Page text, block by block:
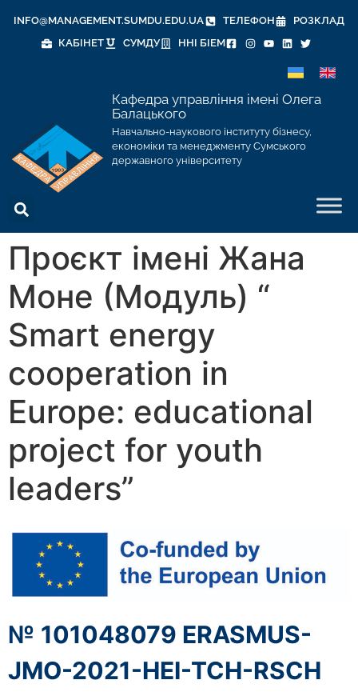
INFO@MANAGEMENT.SUMDU.EDU.UA ТЕЛЕФОН
РОЗКЛАД
КАБІНЕТ
СУМДУ ННІ БІЕМ
Кафедра управління імені Олега
Балацького
Навчально-наукового інституту бізнесу,
економіки та менеджменту Сумського
державного університету
Проєкт імені Жана
Моне (Модуль) “
Smart energy
cooperation in
Europe: educational
project for youth
leaders”
№ 101048079 ERASMUS-
JMO-2021-HEI-TCH-RSCH